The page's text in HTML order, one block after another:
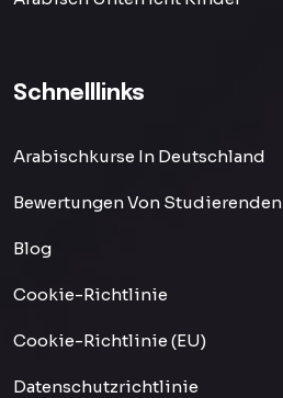
Schnelllinks
Arabischkurse In Deutschland
Bewertungen Von Studierenden
Blog
Cookie-Richtlinie
Cookie-Richtlinie (EU)
Datenschutzrichtlinie